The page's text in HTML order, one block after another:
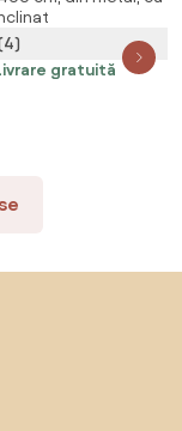
Sopron de
Otel si PP,
| Aosom Romania
gratuită